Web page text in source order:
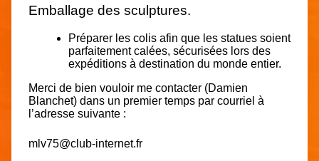
Emballage des sculptures.
Préparer les colis afin que les statues soient
parfaitement calées, sécurisées lors des
expéditions à destination du monde entier.
Merci de bien vouloir me contacter (Damien
Blanchet) dans un premier temps par courriel à
l’adresse suivante :
mlv75@club-internet.fr